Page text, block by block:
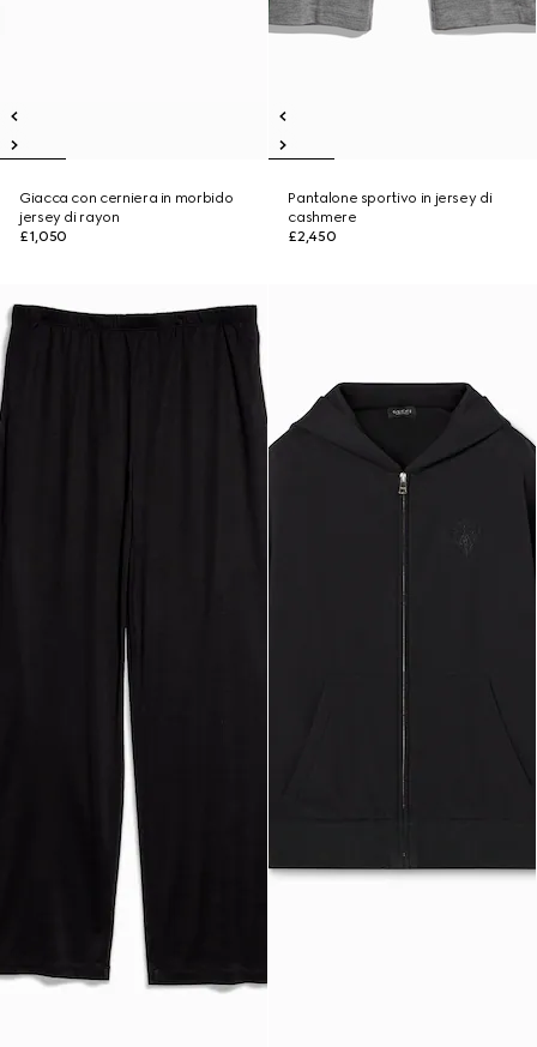
Giacca con cerniera in morbido
jersey di rayon
£1,050
Pantalone sportivo in jersey di
cashmere
£2,450